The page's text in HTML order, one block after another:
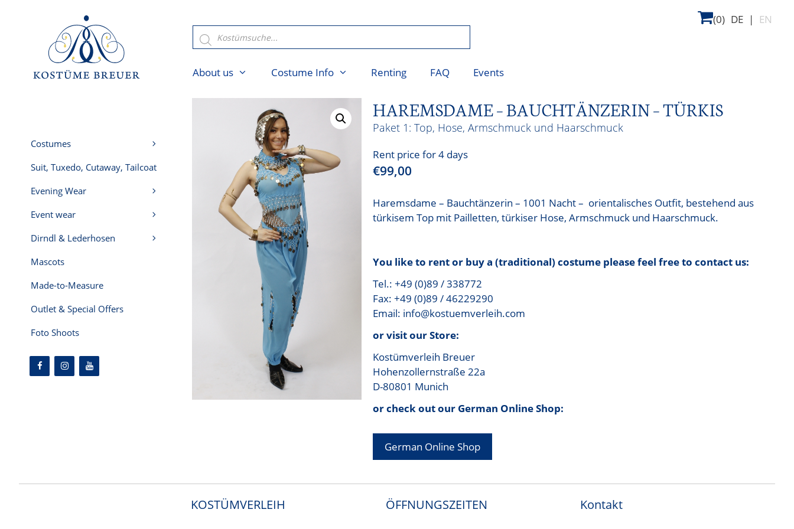
Products
search
(0) DE | EN
About us Costume Info Renting FAQ Events
HAREMSDAME – BAUCHTÄNZERIN – TÜRKIS
Top, Hose, Armschmuck und Haarschmuck
Rent price for 4 days
€99,00
Haremsdame – Bauchtänzerin – 1001 Nacht – orientalisches Outfit, bestehend aus
türkisem Top mit Pailletten, türkiser Hose, Armschmuck und Haarschmuck.
You like to rent or buy a (traditional) costume please feel free to contact us:
Tel.: +49 (0)89 / 338772
Fax: +49 (0)89 / 46229290
Email: info@kostuemverleih.com
or visit our Store:
Kostümverleih Breuer
Hohenzollernstraße 22a
D-80801 Munich
or check out our German Online Shop:
German Online Shop
Costumes
Suit, Tuxedo, Cutaway, Tailcoat
Evening Wear
Event wear
Dirndl & Lederhosen
Mascots
Made-to-Measure
Outlet & Special Offers
Foto Shoots
KOSTÜMVERLEIH ÖFFNUNGSZEITEN Kontakt